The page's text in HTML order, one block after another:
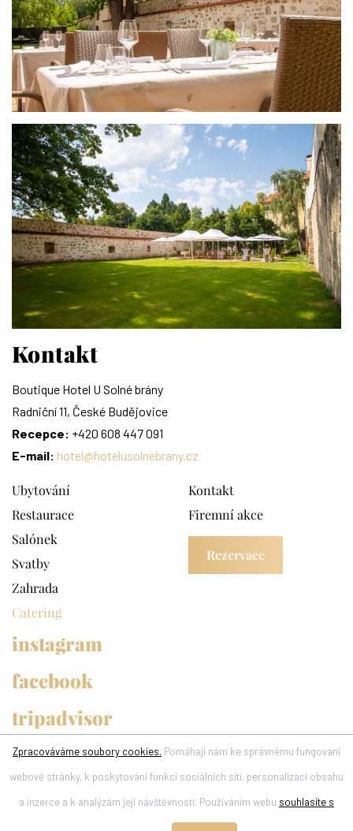
Kontakt
Boutique Hotel U Solné brány
Radniční 11, České Budějovice
Recepce: +420 608 447 091
E-mail: hotel@hotelusolnebrany.cz
Ubytování
Restaurace
Salónek
Svatby
Zahrada
Catering
Kontakt
Firemní akce
Rezervace
instagram
facebook
tripadvisor
© Všechna práva vyhrazena 2026 Boutique Hotel U Solné brány
Zpracováváme soubory cookies. Pomáhají nám ke správnému fungování
webové stránky, k poskytování funkcí sociálních sítí, personalizaci obsahu
a inzerce a k analýzám její návštěvnosti. Používáním webu souhlasíte s